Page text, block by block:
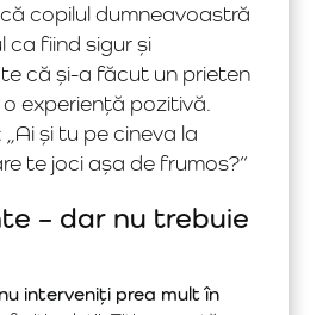
copilul dumneavoastră
ca fiind sigur și
că și-a făcut un prieten
experiență pozitivă.
și tu pe cineva la
te joci așa de frumos?”
– dar nu trebuie
interveniți prea mult în